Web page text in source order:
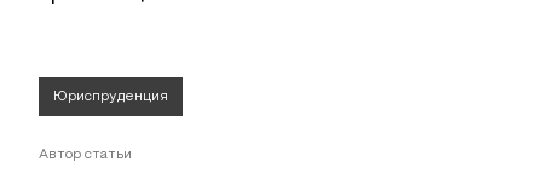
Юриспруденция
Автор статьи